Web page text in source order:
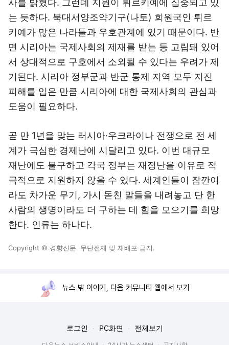
사를 밝혔다. 그런데 지원이 튀르키예에 집중되고 있
는 듯하다. 북대서양조약기구(나토) 회원국인 튀르
키예가 많은 나라들과 우호관계에 있기 때문이다. 반
면 시리아는 국제사회의 제재를 받는 등 고립돼 있어
서 상대적으로 구호에서 소외될 수 있다는 우려가 제
기된다. 시리아 정부군과 반군 통제 지역 모두 지진
피해를 입은 만큼 시리아에 대한 국제사회의 관심과
도움이 필요하다.
곧 만 1년을 맞는 러시아·우크라이나 전쟁으로 전 세
계가 극심한 경제난에 시달리고 있다. 이번 대규모
재난에도 불구하고 각국 정부는 재정난을 이유로 적
극적으로 지원하지 않을 수 있다. 세계인들이 잠깐이
라도 차가운 무기, 가시 돋친 말들을 내려놓고 단 한
사람의 생명이라도 더 구하는 데 힘을 모으기를 희망
한다. 인류는 하나다.
Copyright © 경향신문. 무단전재 및 재배포 금지.
뉴스 밖 이야기, 다음 커뮤니티 웹에서 보기
로그인 PC화면 전체보기